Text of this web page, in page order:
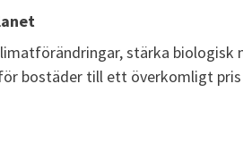
stärka biologisk
bostäder till ett överkomligt pris